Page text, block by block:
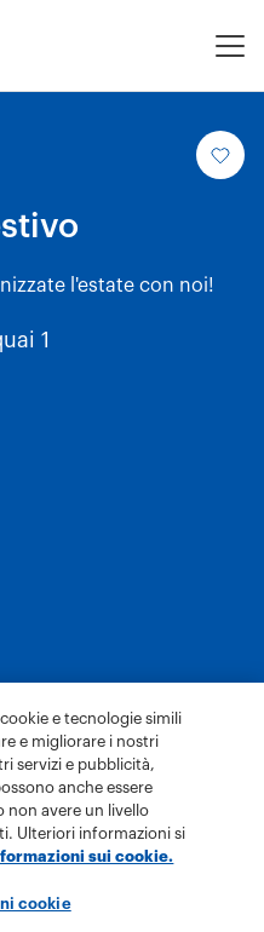
e tecnologie simili
e migliorare i nostri
servizi e pubblicità,
anche essere
non avere un livello
Ulteriori informazioni si
sui cookie.
cookie